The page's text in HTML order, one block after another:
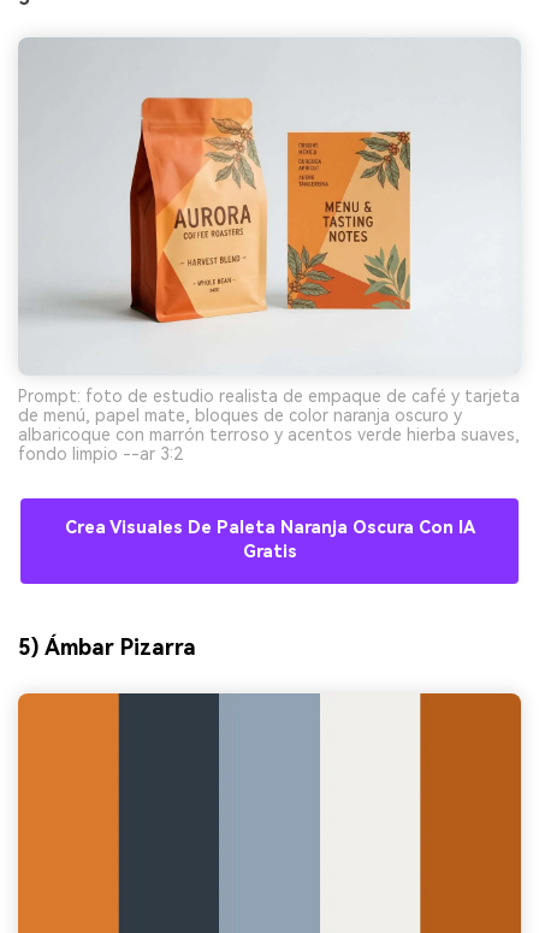
Prompt: foto de estudio realista de empaque de café y tarjeta
de menú, papel mate, bloques de color naranja oscuro y
albaricoque con marrón terroso y acentos verde hierba suaves,
fondo limpio --ar 3:2
Crea Visuales De Paleta Naranja Oscura Con IA
Gratis
5) Ámbar Pizarra
Empieza Gratis→